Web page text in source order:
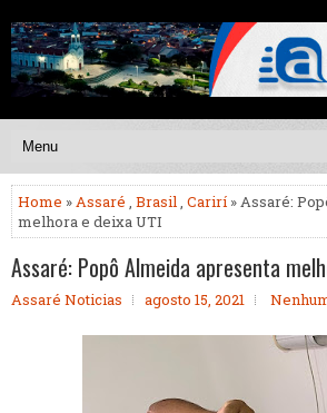
Home »Assaré , Brasil, Carirí » Assaré:
melhora e deixa UTI
Assaré: Popô Almeida apresenta
Assaré Noticias agosto 15, 2021